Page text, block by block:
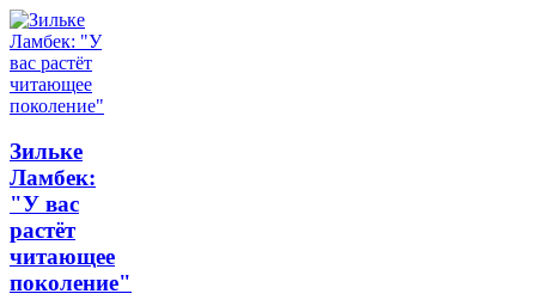
Зильке
Ламбек:
"У вас
растёт
читающее
поколение"